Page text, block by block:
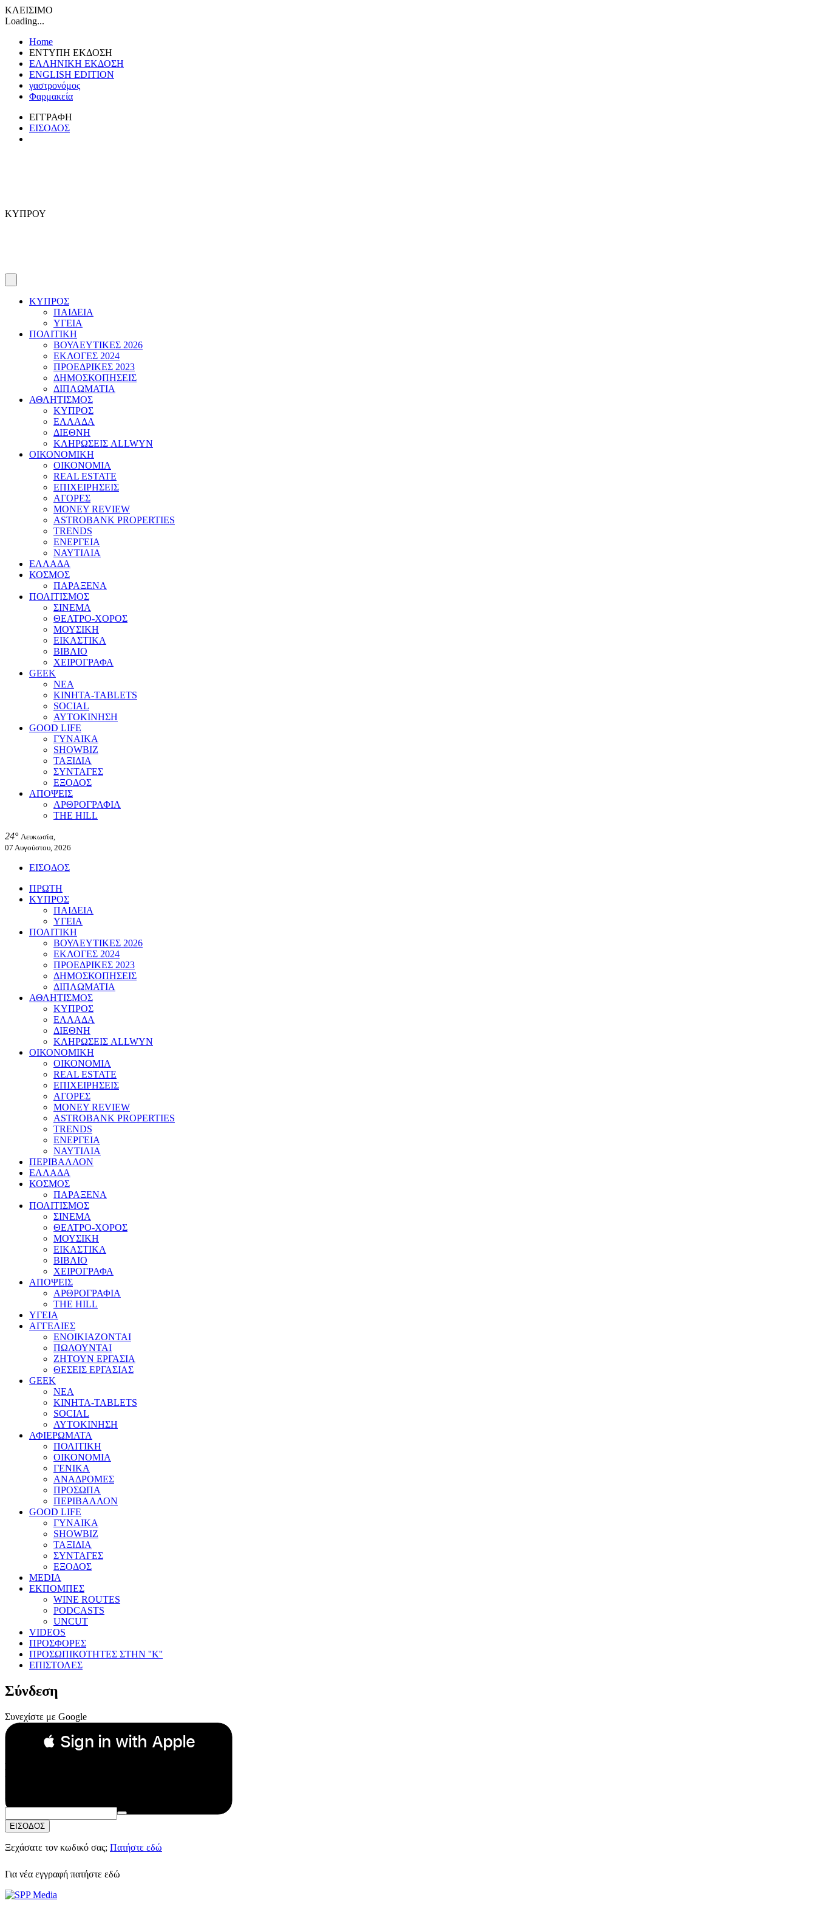
ΚΛΕΙΣΙΜΟ
Loading...
Home
ΕΝΤΥΠΗ ΕΚΔΟΣΗ
ΕΛΛΗΝΙΚΗ ΕΚΔΟΣΗ
ENGLISH EDITION
γαστρονόμος
Φαρμακεία
ΕΓΓΡΑΦΗ
ΕΙΣΟΔΟΣ
ΚΥΠΡΟΥ
ΚΥΠΡΟΣ
ΠΑΙΔΕΙΑ
ΥΓΕΙΑ
ΠΟΛΙΤΙΚΗ
ΒΟΥΛΕΥΤΙΚΕΣ 2026
ΕΚΛΟΓΕΣ 2024
ΠΡΟΕΔΡΙΚΕΣ 2023
ΔΗΜΟΣΚΟΠΗΣΕΙΣ
ΔΙΠΛΩΜΑΤΙΑ
ΑΘΛΗΤΙΣΜΟΣ
ΚΥΠΡΟΣ
ΕΛΛΑΔΑ
ΔΙΕΘΝΗ
ΚΛΗΡΩΣΕΙΣ ALLWYN
ΟΙΚΟΝΟΜΙΚΗ
ΟΙΚΟΝΟΜΙΑ
REAL ESTATE
ΕΠΙΧΕΙΡΗΣΕΙΣ
ΑΓΟΡΕΣ
MONEY REVIEW
ASTROBANK PROPERTIES
TRENDS
ΕΝΕΡΓΕΙΑ
ΝΑΥΤΙΛΙΑ
ΕΛΛΑΔΑ
ΚΟΣΜΟΣ
ΠΑΡΑΞΕΝΑ
ΠΟΛΙΤΙΣΜΟΣ
ΣΙΝΕΜΑ
ΘΕΑΤΡΟ-ΧΟΡΟΣ
ΜΟΥΣΙΚΗ
ΕΙΚΑΣΤΙΚΑ
ΒΙΒΛΙΟ
ΧΕΙΡΟΓΡΑΦΑ
GEEK
ΝΕΑ
ΚΙΝΗΤΑ-TABLETS
SOCIAL
ΑΥΤΟΚΙΝΗΣΗ
GOOD LIFE
ΓΥΝΑΙΚΑ
SHOWBIZ
ΤΑΞΙΔΙΑ
ΣΥΝΤΑΓΕΣ
ΕΞΟΔΟΣ
ΑΠΟΨΕΙΣ
ΑΡΘΡΟΓΡΑΦΙΑ
THE HILL
24° Λευκωσία,
07 Αυγούστου, 2026
ΕΙΣΟΔΟΣ
ΠΡΩΤΗ
ΚΥΠΡΟΣ
ΠΑΙΔΕΙΑ
ΥΓΕΙΑ
ΠΟΛΙΤΙΚΗ
ΒΟΥΛΕΥΤΙΚΕΣ 2026
ΕΚΛΟΓΕΣ 2024
ΠΡΟΕΔΡΙΚΕΣ 2023
ΔΗΜΟΣΚΟΠΗΣΕΙΣ
ΔΙΠΛΩΜΑΤΙΑ
ΑΘΛΗΤΙΣΜΟΣ
ΚΥΠΡΟΣ
ΕΛΛΑΔΑ
ΔΙΕΘΝΗ
ΚΛΗΡΩΣΕΙΣ ALLWYN
ΟΙΚΟΝΟΜΙΚΗ
ΟΙΚΟΝΟΜΙΑ
REAL ESTATE
ΕΠΙΧΕΙΡΗΣΕΙΣ
ΑΓΟΡΕΣ
MONEY REVIEW
ASTROBANK PROPERTIES
TRENDS
ΕΝΕΡΓΕΙΑ
ΝΑΥΤΙΛΙΑ
ΠΕΡΙΒΑΛΛΟΝ
ΕΛΛΑΔΑ
ΚΟΣΜΟΣ
ΠΑΡΑΞΕΝΑ
ΠΟΛΙΤΙΣΜΟΣ
ΣΙΝΕΜΑ
ΘΕΑΤΡΟ-ΧΟΡΟΣ
ΜΟΥΣΙΚΗ
ΕΙΚΑΣΤΙΚΑ
ΒΙΒΛΙΟ
ΧΕΙΡΟΓΡΑΦΑ
ΑΠΟΨΕΙΣ
ΑΡΘΡΟΓΡΑΦΙΑ
THE HILL
ΥΓΕΙΑ
ΑΓΓΕΛΙΕΣ
ΕΝΟΙΚΙΑΖΟΝΤΑΙ
ΠΩΛΟΥΝΤΑΙ
ΖΗΤΟΥΝ ΕΡΓΑΣΙΑ
ΘΕΣΕΙΣ ΕΡΓΑΣΙΑΣ
GEEK
ΝΕΑ
ΚΙΝΗΤΑ-TABLETS
SOCIAL
ΑΥΤΟΚΙΝΗΣΗ
ΑΦΙΕΡΩΜΑΤΑ
ΠΟΛΙΤΙΚΗ
ΟΙΚΟΝΟΜΙΑ
ΓΕΝΙΚΑ
ΑΝΑΔΡΟΜΕΣ
ΠΡΟΣΩΠΑ
ΠΕΡΙΒΑΛΛΟΝ
GOOD LIFE
ΓΥΝΑΙΚΑ
SHOWBIZ
ΤΑΞΙΔΙΑ
ΣΥΝΤΑΓΕΣ
ΕΞΟΔΟΣ
MEDIA
ΕΚΠΟΜΠΕΣ
WINE ROUTES
PODCASTS
UNCUT
VIDEOS
ΠΡΟΣΦΟΡΕΣ
ΠΡΟΣΩΠΙΚΟΤΗΤΕΣ ΣΤΗΝ ''Κ''
ΕΠΙΣΤΟΛΕΣ
Σύνδεση
Συνεχίστε με Google
 Sign in with Apple
Συνεχίστε με Apple
ή
Email:
Κωδικός Πρόσβασης:
ΕΙΣΟΔΟΣ
Ξεχάσατε τον κωδικό σας; Πατήστε εδώ
Για νέα εγγραφή πατήστε εδώ